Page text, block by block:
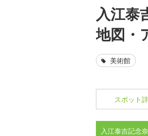
入江泰
地図・
美術館
スポット
入江泰吉記念